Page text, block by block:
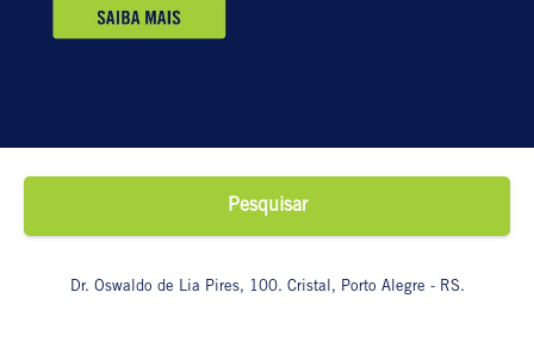
Pesquisar
Dr. Oswaldo de Lia Pires, 100. Cristal, Porto Alegre - RS.